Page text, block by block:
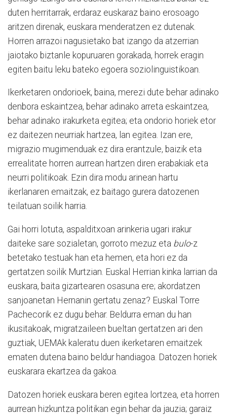
duten herritarrak, erdaraz euskaraz baino erosoago
aritzen direnak, euskara menderatzen ez dutenak.
Horren arrazoi nagusietako bat izango da atzerrian
jaiotako biztanle kopuruaren gorakada, horrek eragin
egiten baitu leku bateko egoera soziolinguistikoan.
Ikerketaren ondorioek, baina, merezi dute behar adinako
denbora eskaintzea, behar adinako arreta eskaintzea,
behar adinako irakurketa egitea; eta ondorio horiek etor
ez daitezen neurriak hartzea, lan egitea. Izan ere,
migrazio mugimenduak ez dira erantzule, baizik eta
errealitate horren aurrean hartzen diren erabakiak eta
neurri politikoak. Ezin dira modu arinean hartu
ikerlanaren emaitzak, ez baitago gurera datozenen
teilatuan soilik harria.
Gai horri lotuta, aspalditxoan arinkeria ugari irakur
daiteke sare sozialetan, gorroto mezuz eta bulo-z
betetako testuak han eta hemen, eta hori ez da
gertatzen soilik Murtzian. Euskal Herrian kinka larrian da
euskara, baita gizartearen osasuna ere; akordatzen
sanjoanetan Hernanin gertatu zenaz? Euskal Torre
Pachecorik ez dugu behar. Beldurra eman du han
ikusitakoak, migratzaileen bueltan gertatzen ari den
guztiak, UEMAk kaleratu duen ikerketaren emaitzek
ematen dutena baino beldur handiagoa. Datozen horiek
euskarara ekartzea da gakoa.
Datozen horiek euskara beren egitea lortzea, eta horren
aurrean hizkuntza politikan egin behar da jauzia; garaiz